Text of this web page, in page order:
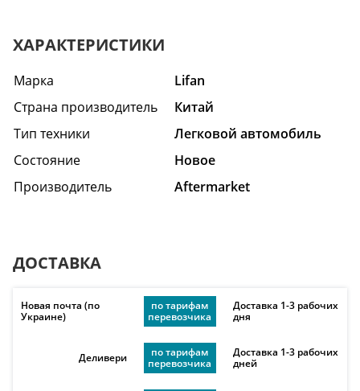
ХАРАКТЕРИСТИКИ
Марка
Lifan
Страна производитель
Китай
Тип техники
Легковой автомобиль
Состояние
Hовое
Производитель
Aftermarket
ДОСТАВКА
Новая почта (по
Украине)
по тарифам
перевозчика
Доставка 1-3 рабочих
дня
Деливери
по тарифам
перевозчика
Доставка 1-3 рабочих
дней